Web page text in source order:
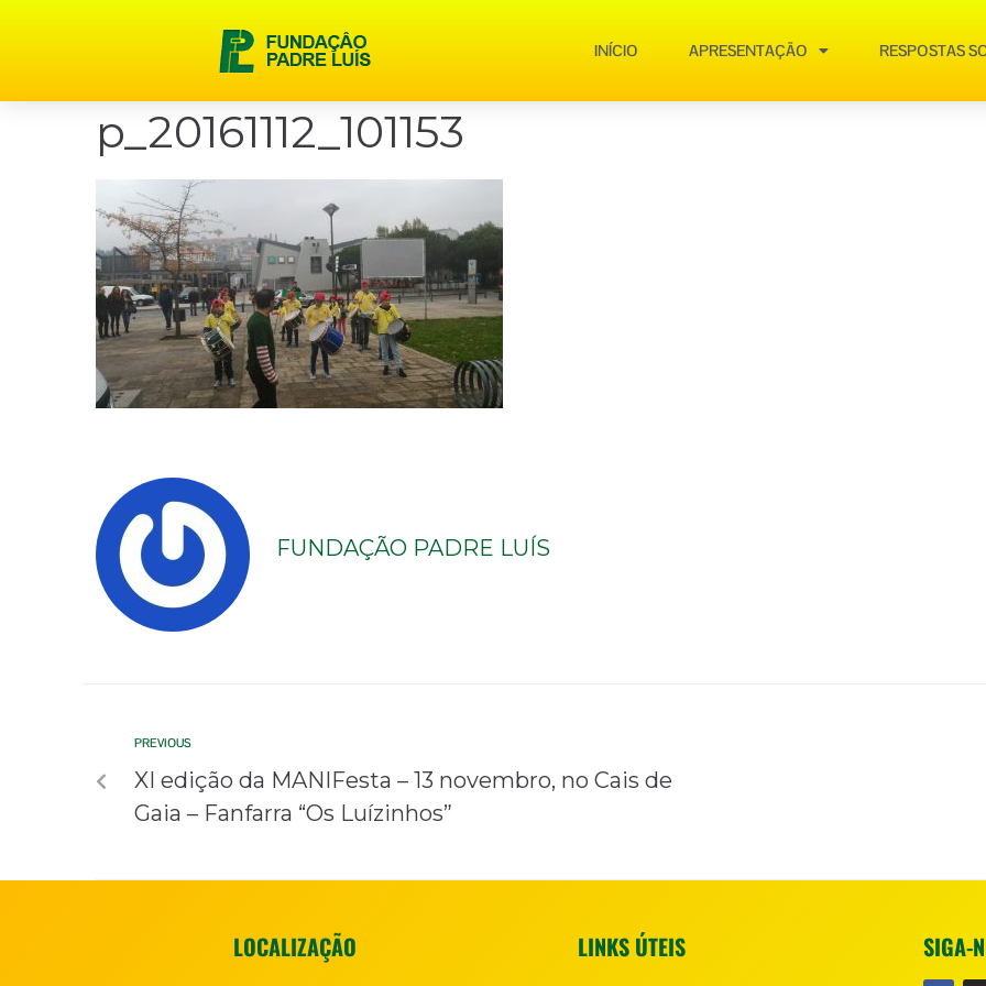
INÍCIO APRESENTAÇÃO RESPOSTAS
p_20161112_101153
FUNDAÇÃO PADRE LUÍS
PREVIOUS
XI edição da MANIFesta – 13 novembro, no Cais de
Gaia – Fanfarra “Os Luízinhos”
LOCALIZAÇÃO LINKS ÚTEIS SIGA-